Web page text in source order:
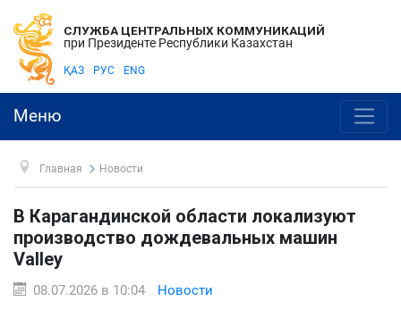
СЛУЖБА ЦЕНТРАЛЬНЫХ КОММУНИКАЦИЙ
при Президенте Республики Казахстан
ҚАЗ РУС ENG
Меню
Главная Новости
В Карагандинской области локализуют
производство дождевальных машин
Valley
08.07.2026 в 10:04 Новости